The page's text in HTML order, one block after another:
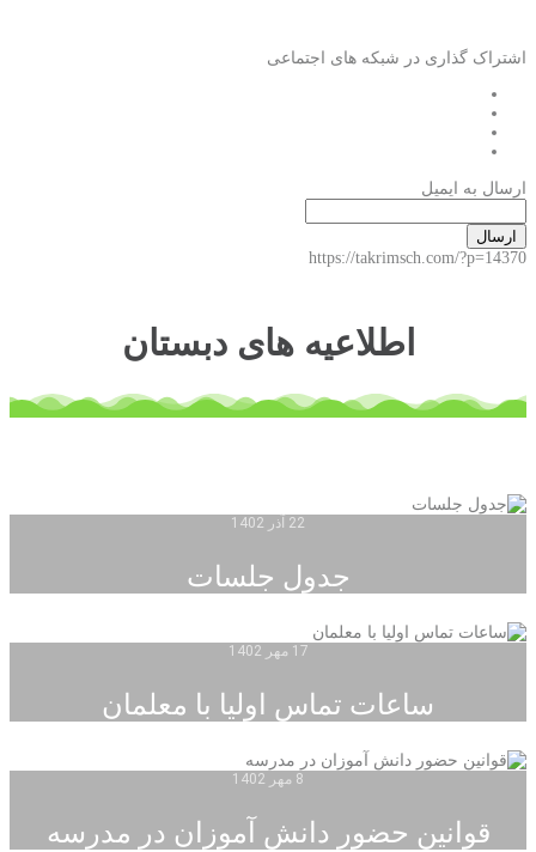
اشتراک گذاری در شبکه های اجتماعی
ارسال به ایمیل
ارسال
https://takrimsch.com/?p=14370
اطلاعیه های دبستان
22 آذر 1402
جدول جلسات
17 مهر 1402
ساعات تماس اولیا با معلمان
8 مهر 1402
قوانین حضور دانش آموزان در مدرسه